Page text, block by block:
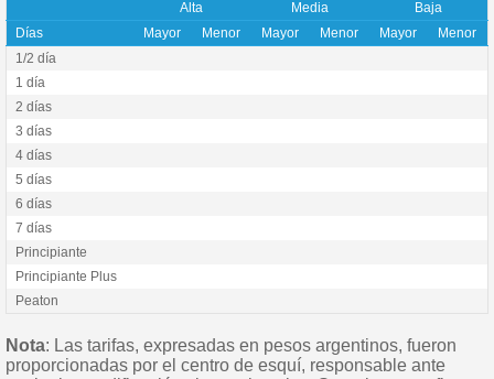
Alta Media
Baja
Días
Mayor Menor Mayor Menor Mayor
Menor
1/2 día
1 día
2 días
3 días
4 días
5 días
6 días
7 días
Principiante
Principiante Plus
Peaton
Nota: Las tarifas, expresadas en pesos argentinos, fueron
proporcionadas por el centro de esquí, responsable ante